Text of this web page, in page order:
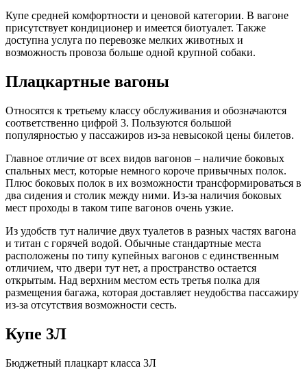
Купе средней комфортности и ценовой категории. В вагоне
присутствует кондиционер и имеется биотуалет. Также
доступна услуга по перевозке мелких животных и
возможность провоза больше одной крупной собаки.
Плацкартные вагоны
Относятся к третьему классу обслуживания и обозначаются
соответственно цифрой 3. Пользуются большой
популярностью у пассажиров из-за невысокой цены билетов.
Главное отличие от всех видов вагонов – наличие боковых
спальных мест, которые немного короче привычных полок.
Плюс боковых полок в их возможности трансформироваться в
два сидения и столик между ними. Из-за наличия боковых
мест проходы в таком типе вагонов очень узкие.
Из удобств тут наличие двух туалетов в разных частях вагона
и титан с горячей водой. Обычные стандартные места
расположены по типу купейных вагонов с единственным
отличием, что двери тут нет, а пространство остается
открытым. Над верхним местом есть третья полка для
размещения багажа, которая доставляет неудобства пассажиру
из-за отсутствия возможности сесть.
Купе 3Л
Бюджетный плацкарт класса 3Л